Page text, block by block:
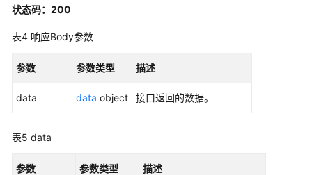
心
API
状态码：200
表4 响应Body参数
参数 参数类型 描述
data data object 接口返回的数据。
表5 data
参数 参数类型 描述